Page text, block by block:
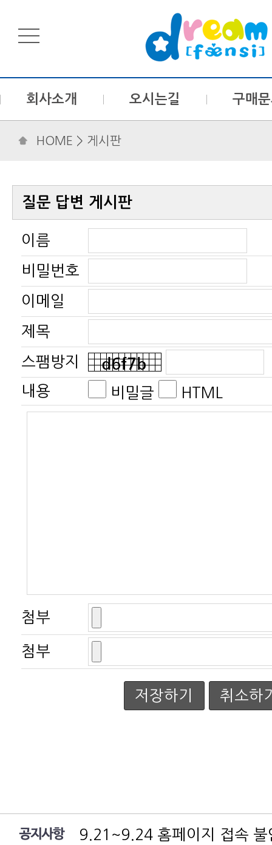
회사소개 오시는길 구매
HOME > 게시판
질문 답변 게시판
이름
비밀번호
이메일
제목
스팸방지
내용
비밀글 HTML
첨부
첨부
저장하기 취소하
9.21~9.24 홈페이지 접속 불